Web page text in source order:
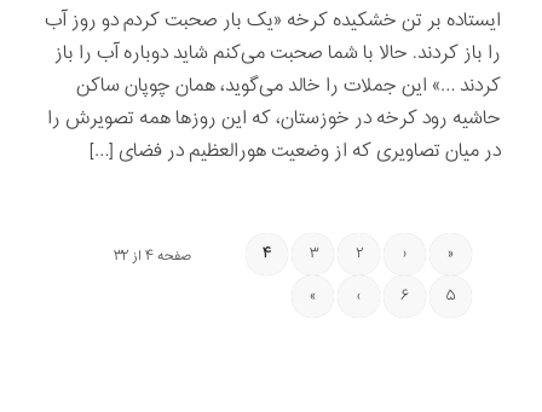
ایستاده بر تن خشکیده کرخه «یک بار صحبت کردم دو روز آب
را باز کردند. حالا با شما صحبت می‌کنم شاید دوباره آب را باز
کردند …» این جملات را خالد می‌گوید، همان چوپان ساکن
حاشیه رود کرخه در خوزستان، که این روزها همه تصویرش را
در میان تصاویری که از وضعیت هورالعظیم در فضای […]
صفحه ۴ از ۳۲ «
‹ ۲ ۳
۴
۵
۶ ›
»